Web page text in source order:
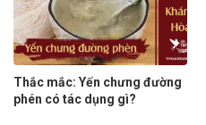
Thắc mắc: Yến chưng đường
phén có tác dụng gì?